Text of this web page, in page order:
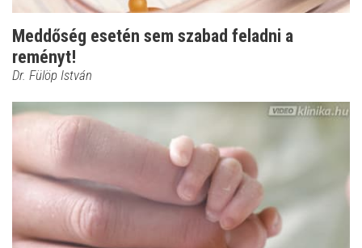
Meddőség esetén sem szabad feladni a
reményt!
Dr. Fülöp István